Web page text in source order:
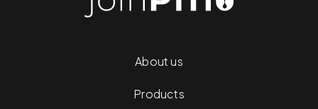
About us
Products